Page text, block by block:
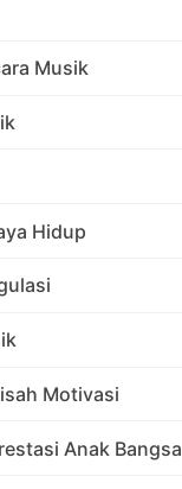
Musik
Hidup
Motivasi
Anak Bangsa